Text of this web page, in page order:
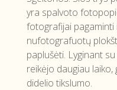
yra spalvoto
fotografijai pagaminti
nufotografuotų
paplušėti. Lyginant
reikėjo daugiau laiko,
didelio tikslumo.